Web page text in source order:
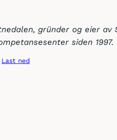
gründer og eier
siden 1997.
Last ned